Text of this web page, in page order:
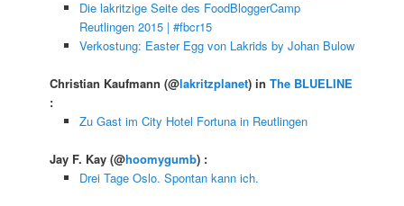
Die lakritzige Seite des FoodBloggerCamp
Reutlingen 2015 | #fbcr15
Verkostung: Easter Egg von Lakrids by Johan Bulow
Christian Kaufmann(@lakritzplanet) inThe BLUELINE
:
Zu Gast im City Hotel Fortuna in Reutlingen
Jay F. Kay(@hoomygumb) :
Drei Tage Oslo. Spontan kann ich.